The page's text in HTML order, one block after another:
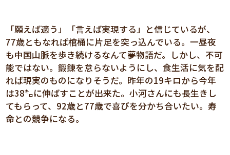
「願えば適う」「言えば実現する」と信じているが、
77歳ともなれば棺桶に片足を突っ込んでいる。一昼夜
も中国山脈を歩き続けるなんて夢物語だ。しかし、不可
能ではない。鍛錬を怠らないようにし、食生活に気を配
れば現実のものになりそうだ。昨年の19キロから今年
は38㌔に伸ばすことが出来た。小河さんにも長生きし
てもらって、92歳と77歳で喜びを分かち合いたい。寿
命との競争になる。